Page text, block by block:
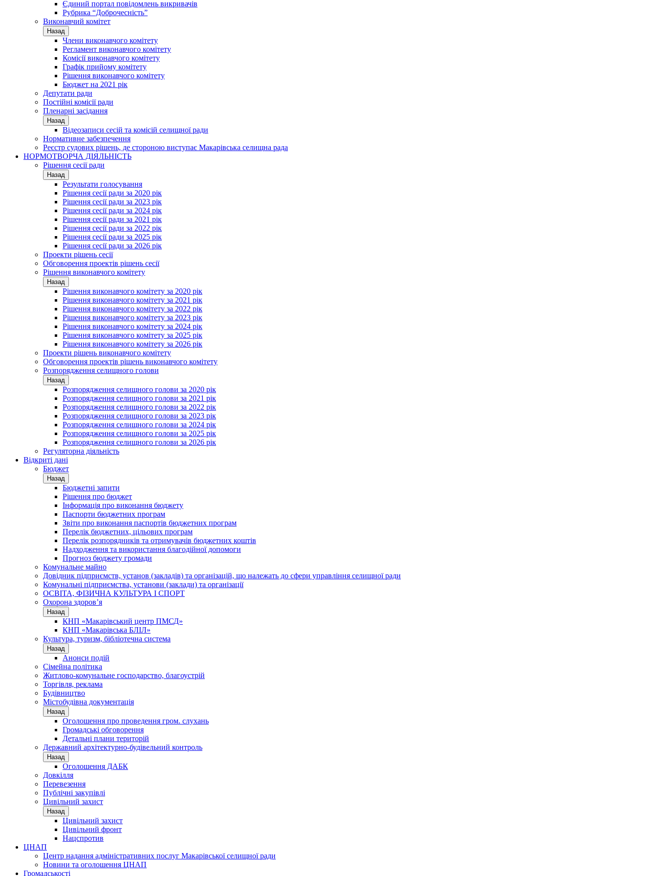
Єдиний портал повідомлень викривачів
Рубрика “Доброчесність”
Виконавчий комітет
Назад
Члени виконавчого комітету
Регламент виконавчого комітету
Комісії виконавчого комітету
Графік прийому комітету
Рішення виконавчого комітету
Бюджет на 2021 рік
Депутати ради
Постійні комісії ради
Пленарні засідання
Назад
Відеозаписи сесій та комісій селищної ради
Нормативне забезпечення
Реєстр судових рішень, де стороною виступає Макарівська селищна рада
НОРМОТВОРЧА ДІЯЛЬНІСТЬ
Рішення сесії ради
Назад
Результати голосування
Рішення сесії ради за 2020 рік
Рішення сесії ради за 2023 рік
Рішення сесії ради за 2024 рік
Рішення сесії ради за 2021 рік
Рішення сесії ради за 2022 рік
Рішення сесії ради за 2025 рік
Рішення сесії ради за 2026 рік
Проекти рішень сесії
Обговорення проектів рішень сесії
Рішення виконавчого комітету
Назад
Рішення виконавчого комітету за 2020 рік
Рішення виконавчого комітету за 2021 рік
Рішення виконавчого комітету за 2022 рік
Рішення виконавчого комітету за 2023 рік
Рішення виконавчого комітету за 2024 рік
Рішення виконавчого комітету за 2025 рік
Рішення виконавчого комітету за 2026 рік
Проекти рішень виконавчого комітету
Обговорення проектів рішень виконавчого комітету
Розпорядження селищного голови
Назад
Розпорядження селищного голови за 2020 рік
Розпорядження селищного голови за 2021 рік
Розпорядження селищного голови за 2022 рік
Розпорядження селищного голови за 2023 рік
Розпорядження селищного голови за 2024 рік
Розпорядження селищного голови за 2025 рік
Розпорядження селищного голови за 2026 рік
Регуляторна діяльність
Відкриті дані
Бюджет
Назад
Бюджетні запити
Рішення про бюджет
Інформація про виконання бюджету
Паспорти бюджетних програм
Звіти про виконання паспортів бюджетних програм
Перелік бюджетних, цільових програм
Перелік розпорядників та отримувачів бюджетних коштів
Надходження та використання благодійної допомоги
Прогноз бюджету громади
Комунальне майно
Довідник підприємств, установ (закладів) та організацій, що належать до сфери управління селищної ради
Комунальні підприємства, установи (заклади) та організації
ОСВІТА, ФІЗИЧНА КУЛЬТУРА І СПОРТ
Охорона здоров’я
Назад
КНП «Макарівський центр ПМСД»
КНП «Макарівська БЛІЛ»
Культура, туризм, бібліотечна система
Назад
Анонси подій
Сімейна політика
Житлово-комунальне господарство, благоустрій
Торгівля, реклама
Будівництво
Містобудівна документація
Назад
Оголошення про проведення гром. слухань
Громадські обговорення
Детальні плани територій
Державний архітектурно-будівельний контроль
Назад
Оголошення ДАБК
Довкілля
Перевезення
Публічні закупівлі
Цивільний захист
Назад
Цивільний захист
Цивільний фронт
Нацспротив
ЦНАП
Центр надання адміністративних послуг Макарівської селищної ради
Новини та оголошення ЦНАП
Громадськості